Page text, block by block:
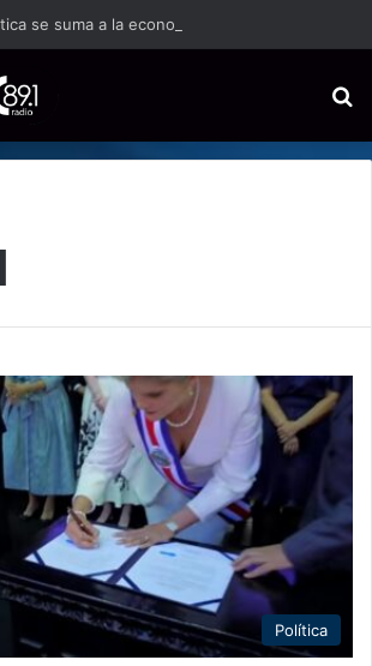
se suma a la economía circular
Política